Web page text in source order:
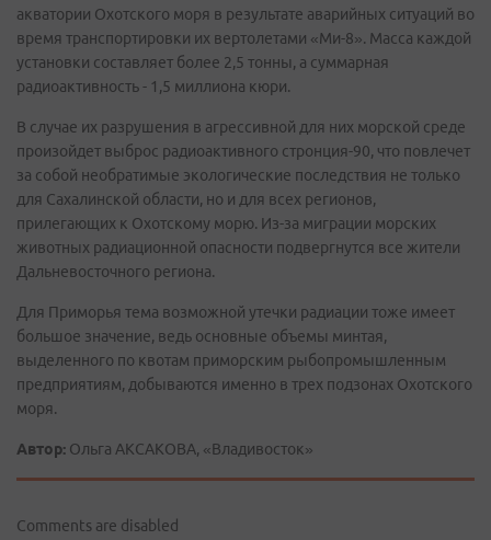
акватории Охотского моря в результате аварийных ситуаций во
время транспортировки их вертолетами «Ми-8». Масса каждой
установки составляет более 2,5 тонны, а суммарная
радиоактивность - 1,5 миллиона кюри.
В случае их разрушения в агрессивной для них морской среде
произойдет выброс радиоактивного стронция-90, что повлечет
за собой необратимые экологические последствия не только
для Сахалинской области, но и для всех регионов,
прилегающих к Охотскому морю. Из-за миграции морских
животных радиационной опасности подвергнутся все жители
Дальневосточного региона.
Для Приморья тема возможной утечки радиации тоже имеет
большое значение, ведь основные объемы минтая,
выделенного по квотам приморским рыбопромышленным
предприятиям, добываются именно в трех подзонах Охотского
моря.
Автор: Ольга АКСАКОВА, «Владивосток»
Comments are disabled